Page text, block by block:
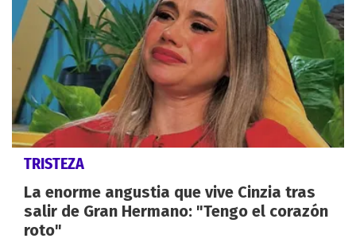
TRISTEZA
La enorme angustia que vive Cinzia tras
salir de Gran Hermano: "Tengo el corazón
roto"